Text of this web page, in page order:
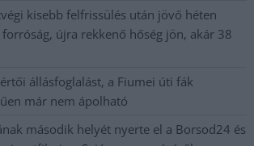
kisebb felfrissülés után jövő héten
újra rekkenő hőség jön, akár 38
állásfoglalást, a Fiumei úti fák
már nem ápolható
második helyét nyerte el a Borsod24 és